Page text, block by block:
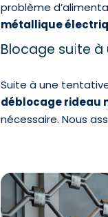
problème
métallique
Blocage suite
Suite à une
déblocage rideau
nécessaire. Nous